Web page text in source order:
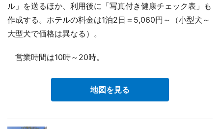
ル」を送るほか、利用後に「写真付き健康チェック表」も
作成する。ホテルの料金は1泊2日＝5,060円～（小型犬～
大型犬で価格は異なる）。
営業時間は10時～20時。
地図を見る